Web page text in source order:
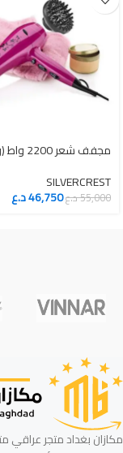
مجفف شعر 2200 واط (وردي)
SILVERCREST
55,000د.ع46,750د.ع
مكازان بغداد متجر